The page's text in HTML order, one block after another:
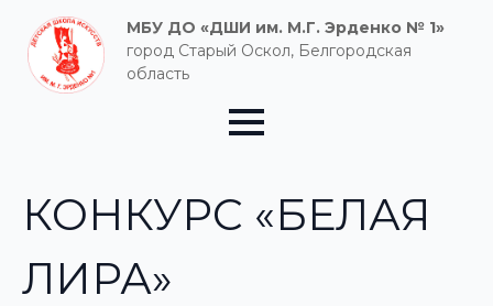
МБУ ДО «ДШИ им. М.Г. Эрденко № 1»
город Старый Оскол, Белгородская
область
КОНКУРС «БЕЛАЯ
ЛИРА»